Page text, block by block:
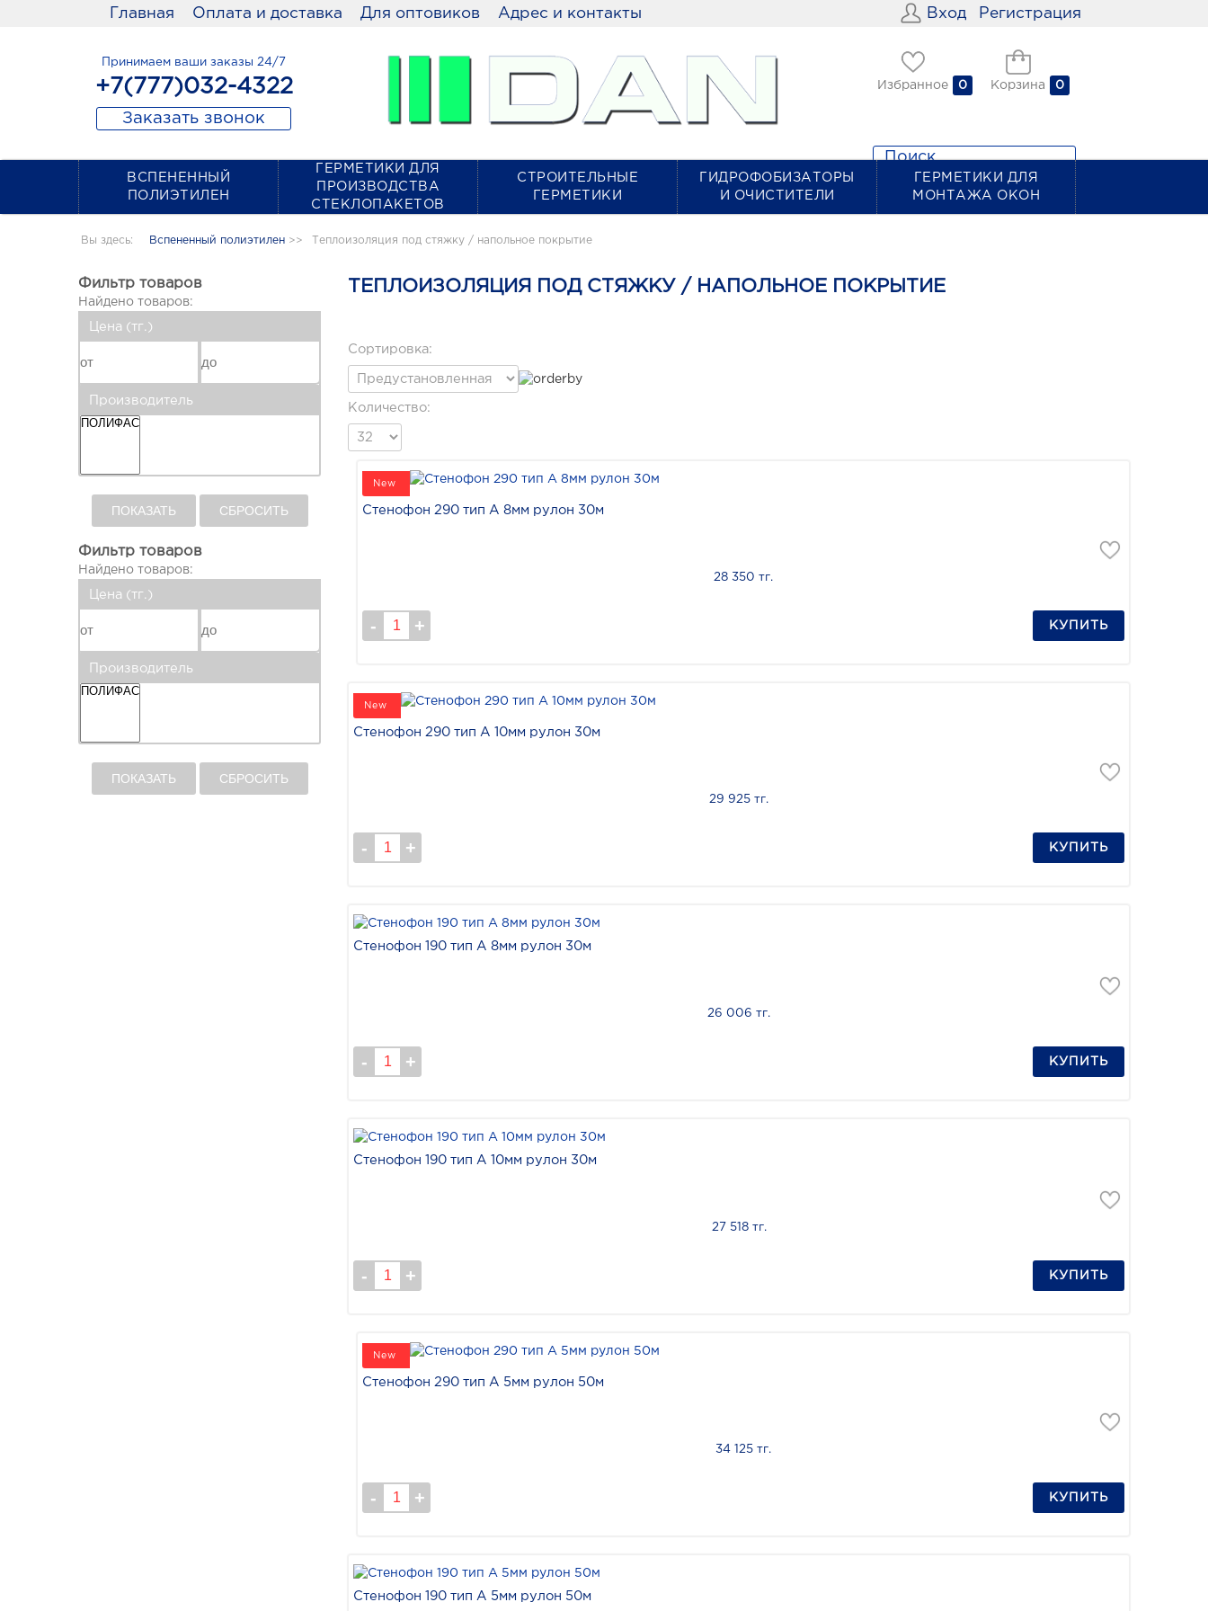
Главная Оплата и доставка Для оптовиков Адрес и контакты Вход Регистрация
Принимаем ваши заказы 24/7
+7(777)032-4322
Заказать звонок
Избранное 0 Корзина 0
ВСПЕНЕННЫЙ
ПОЛИЭТИЛЕН
ГЕРМЕТИКИ ДЛЯ
ПРОИЗВОДСТВА
СТЕКЛОПАКЕТОВ
СТРОИТЕЛЬНЫЕ
ГЕРМЕТИКИ
ГИДРОФОБИЗАТОРЫ
И ОЧИСТИТЕЛИ
ГЕРМЕТИКИ ДЛЯ
МОНТАЖА ОКОН
Вы здесь: Вспененный полиэтилен >> Теплоизоляция под стяжку / напольное покрытие
Фильтр товаров
Найдено товаров:
Цена (тг.)
Производитель
ПОКАЗАТЬ СБРОСИТЬ
Фильтр товаров
Найдено товаров:
Цена (тг.)
Производитель
ПОКАЗАТЬ СБРОСИТЬ
ТЕПЛОИЗОЛЯЦИЯ ПОД СТЯЖКУ / НАПОЛЬНОЕ ПОКРЫТИЕ
Сортировка:
Количество:
New
Стенофон 290 тип А 8мм рулон 30м
28 350 тг.
КУПИТЬ
New
Стенофон 290 тип А 10мм рулон 30м
29 925 тг.
КУПИТЬ
Стенофон 190 тип А 8мм рулон 30м
26 006 тг.
КУПИТЬ
Стенофон 190 тип А 10мм рулон 30м
27 518 тг.
КУПИТЬ
New
Стенофон 290 тип А 5мм рулон 50м
34 125 тг.
КУПИТЬ
Стенофон 190 тип А 5мм рулон 50м